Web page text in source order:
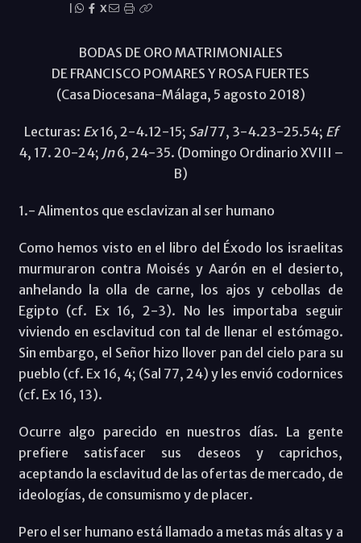
X
BODAS DE ORO MATRIMONIALES
DE FRANCISCO POMARES Y ROSA FUERTES
(Casa Diocesana-Málaga, 5 agosto 2018)
Lecturas: Ex16, 2-4.12-15; Sal77, 3-4.23-25.54; Ef
4, 17. 20-24; Jn6, 24-35. (Domingo Ordinario XVIII –
B)
1.- Alimentos que esclavizan al ser humano
Como hemos visto en el libro del Éxodo los israelitas
murmuraron contra Moisés y Aarón en el desierto,
anhelando la olla de carne, los ajos y cebollas de
Egipto (cf. Ex 16, 2-3). No les importaba seguir
viviendo en esclavitud con tal de llenar el estómago.
Sin embargo, el Señor hizo llover pan del cielo para su
pueblo (cf. Ex 16, 4; (Sal 77, 24) y les envió codornices
(cf. Ex 16, 13).
Ocurre algo parecido en nuestros días. La gente
prefiere satisfacer sus deseos y caprichos,
aceptando la esclavitud de las ofertas de mercado, de
ideologías, de consumismo y de placer.
Pero el ser humano está llamado a metas más altas y a